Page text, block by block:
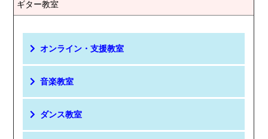
ギター教室
オンライン・支援教室
音楽教室
ダンス教室